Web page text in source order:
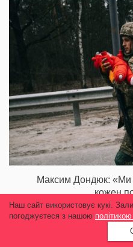
Максим Дондюк:
кожен
Наш сайт використовує кукі.
погоджуєтеся з нашою